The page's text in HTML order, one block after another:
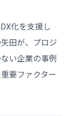
化を支援し
田が、プロジ
い企業の事例
要ファクター